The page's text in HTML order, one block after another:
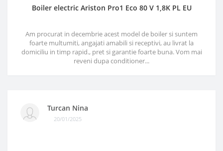
Boiler electric Ariston Pro1 Eco 80 V 1,8K PL EU
Am procurat in decembrie acest model de boiler si suntem
foarte multumiti, angajati amabili si receptivi, au livrat la
domiciliu in timp rapid., pret si garantie foarte buna. Vom mai
reveni dupa conditioner...
Turcan Nina
20/01/2025